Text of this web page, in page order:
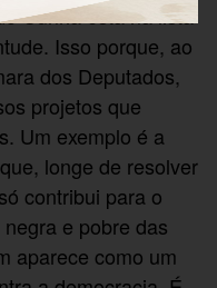
Cunha está na lista
Isso porque, ao
dos Deputados,
projetos que
Um exemplo é a
longe de resolver
contribui para o
e pobre das
aparece como um